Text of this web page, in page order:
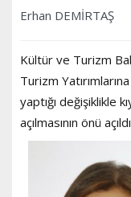
Erhan DEMİRTAŞ
Kültür ve Turizm
Turizm
yaptığı değişiklikle
açılmasının önü